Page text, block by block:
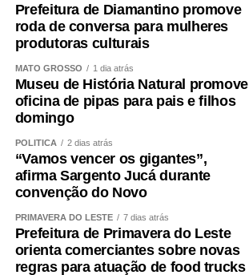
Prefeitura de Diamantino promove
roda de conversa para mulheres
produtoras culturais
MATO GROSSO 1 dia atrás
Museu de História Natural promove
oficina de pipas para pais e filhos
domingo
POLÍTICA 2 dias atrás
“Vamos vencer os gigantes”,
afirma Sargento Jucá durante
convenção do Novo
PRIMAVERA DO LESTE 7 dias atrás
Prefeitura de Primavera do Leste
orienta comerciantes sobre novas
regras para atuação de food trucks